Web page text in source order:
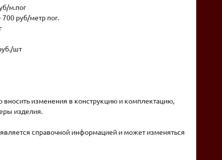
м.пог
руб/метр пог.
шт
вносить изменения в конструкцию и комплектацию,
изделия.
справочной информацией и может изменяться